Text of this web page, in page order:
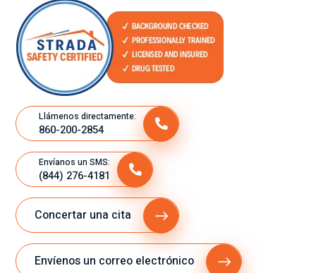
Llámenos directamente:
860-200-2854
Envíanos un SMS:
(844) 276-4181
Concertar una cita
Envíenos un correo electrónico